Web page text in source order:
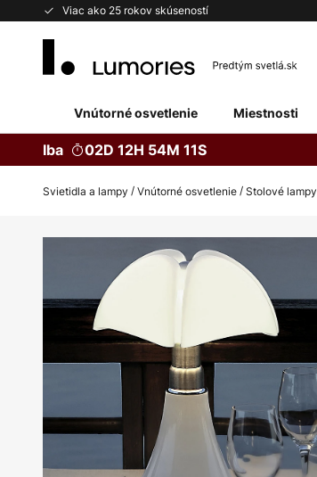
Viac ako 25 rokov skúseností
Skip
Vnútorné osvetlenie Miestnosti
Iba 02D 12H 54M 10S
Svietidla a lampy Vnútorné osvetlenie Stolové lampy
galérie
obrázkov